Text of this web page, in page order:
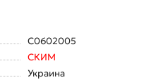
С0602005
СКИМ
Украина